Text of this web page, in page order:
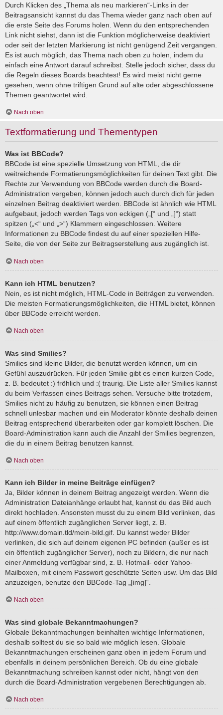
Durch Klicken des „Thema als neu markieren“-Links in der
Beitragsansicht kannst du das Thema wieder ganz nach oben auf
die erste Seite des Forums holen. Wenn du den entsprechenden
Link nicht siehst, dann ist die Funktion möglicherweise deaktiviert
oder seit der letzten Markierung ist nicht genügend Zeit vergangen.
Es ist auch möglich, das Thema nach oben zu holen, indem du
einfach eine Antwort darauf schreibst. Stelle jedoch sicher, dass du
die Regeln dieses Boards beachtest! Es wird meist nicht gerne
gesehen, wenn ohne triftigen Grund auf alte oder abgeschlossene
Themen geantwortet wird.
Nach oben
Textformatierung und Thementypen
Was ist BBCode?
BBCode ist eine spezielle Umsetzung von HTML, die dir
weitreichende Formatierungsmöglichkeiten für deinen Text gibt. Die
Rechte zur Verwendung von BBCode werden durch die Board-
Administration vergeben, können jedoch auch durch dich für jeden
einzelnen Beitrag deaktiviert werden. BBCode ist ähnlich wie HTML
aufgebaut, jedoch werden Tags von eckigen („[“ und „]“) statt
spitzen („<“ und „>“) Klammern eingeschlossen. Weitere
Informationen zu BBCode findest du auf einer speziellen Hilfe-
Seite, die von der Seite zur Beitragserstellung aus zugänglich ist.
Nach oben
Kann ich HTML benutzen?
Nein, es ist nicht möglich, HTML-Code in Beiträgen zu verwenden.
Die meisten Formatierungsmöglichkeiten, die HTML bietet, können
über BBCode erreicht werden.
Nach oben
Was sind Smilies?
Smilies sind kleine Bilder, die benutzt werden können, um ein
Gefühl auszudrücken. Für jeden Smilie gibt es einen kurzen Code,
z. B. bedeutet :) fröhlich und :( traurig. Die Liste aller Smilies kannst
du beim Verfassen eines Beitrags sehen. Versuche bitte trotzdem,
Smilies nicht zu häufig zu benutzen, sie können einen Beitrag
schnell unlesbar machen und ein Moderator könnte deshalb deinen
Beitrag entsprechend überarbeiten oder gar komplett löschen. Die
Board-Administration kann auch die Anzahl der Smilies begrenzen,
die du in einem Beitrag benutzen kannst.
Nach oben
Kann ich Bilder in meine Beiträge einfügen?
Ja, Bilder können in deinem Beitrag angezeigt werden. Wenn die
Administration Dateianhänge erlaubt hat, kannst du das Bild auch
direkt hochladen. Ansonsten musst du zu einem Bild verlinken, das
auf einem öffentlich zugänglichen Server liegt, z. B.
http://www.domain.tld/mein-bild.gif. Du kannst weder Bilder
verlinken, die sich auf deinem eigenen PC befinden (außer es ist
ein öffentlich zugänglicher Server), noch zu Bildern, die nur nach
einer Anmeldung verfügbar sind, z. B. Hotmail- oder Yahoo-
Mailboxen, mit einem Passwort geschützte Seiten usw. Um das Bild
anzuzeigen, benutze den BBCode-Tag „[img]“.
Nach oben
Was sind globale Bekanntmachungen?
Globale Bekanntmachungen beinhalten wichtige Informationen,
deshalb solltest du sie so bald wie möglich lesen. Globale
Bekanntmachungen erscheinen ganz oben in jedem Forum und
ebenfalls in deinem persönlichen Bereich. Ob du eine globale
Bekanntmachung schreiben kannst oder nicht, hängt von den
durch die Board-Administration vergebenen Berechtigungen ab.
Nach oben